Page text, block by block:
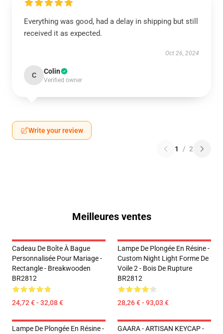
Everything was good, had a delay in shipping but still
received it as expected.
Oct 26, 2024
C Colin
Verified owner
Write your review
1 / 2
Meilleures ventes
Cadeau De Boîte À Bague
Personnalisée Pour Mariage -
Rectangle - Breakwooden
BR2812
24,72 € - 32,08 €
Lampe De Plongée En Résine -
Custom Night Light Forme De
Voile 2 - Bois De Rupture
BR2812
28,26 € - 93,03 €
Lampe De Plongée En Résine -
GAARA - ARTISAN KEYCAP -